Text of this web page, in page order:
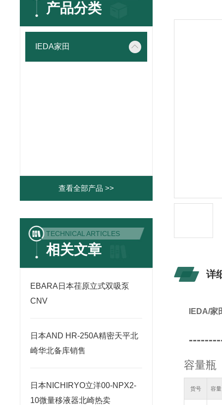
产品分类
IEDA家田
查看全部产品 >>
TECHNICAL ARTICLES
相关文章
​EBARA日本荏原立式双吸泵
CNV
日本AND HR-250A精密天平北
崎华北备库销售
日本NICHIRYO立洋00-NPX2-
10微量移液器北崎热卖
详
IEDA/
容量瓶
货号 容